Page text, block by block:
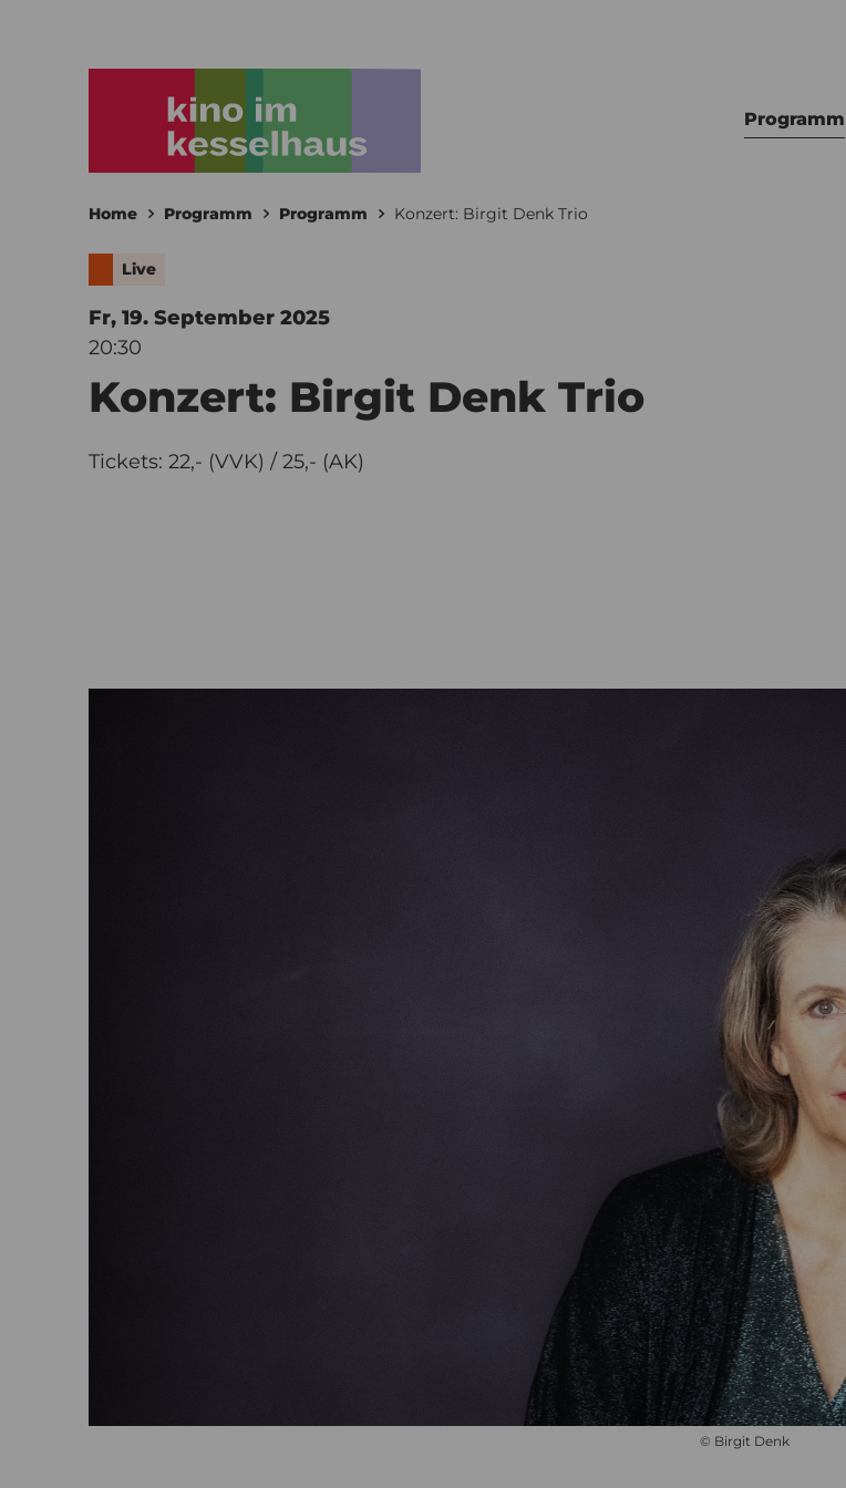
Programm
Home Programm Programm Konzert: Birgit Denk Trio
Live
Fr, 19. September 2025
20:30
Konzert: Birgit Denk Trio
Tickets: 22,- (VVK) / 25,- (AK)
© Birgit Denk